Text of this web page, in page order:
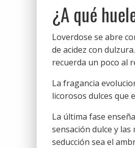
¿A qué
Loverdose se abre
de acidez con
recuerda un poco al
La fragancia
licorosos dulces que
La última fase
sensación dulce y
seducción sea el